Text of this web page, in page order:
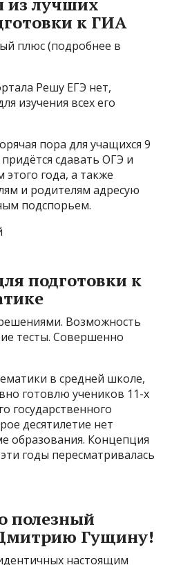
к ГИА
плюс (подробнее в
Решу ЕГЭ нет,
изучения всех его
пора для учащихся 9
сдавать ОГЭ и
года, а также
и родителям адресую
подспорьем.
подготовки к
Возможность
тесты. Совершенно
в средней школе,
готовлю учеников 11-х
государственного
десятилетие нет
образования. Концепция
годы пересматривалась
полезный
Гущину!
настоящим